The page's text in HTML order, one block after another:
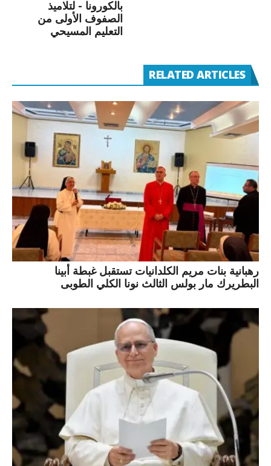
بالكورونا - لتلاميذ
الصفوف الأولى من
التعليم المسيحي
RELATED ARTICLES
رهبانية بنات مريم الكلدانيات تستقبل غبطة أبينا
البطريرك مار بولس الثالث نونا الكلي الطوبى